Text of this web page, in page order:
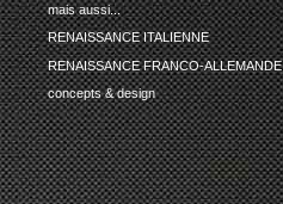
mais aussi...
RENAISSANCE ITALIENNE
RENAISSANCE FRANCO-ALLEMANDE
concepts & design